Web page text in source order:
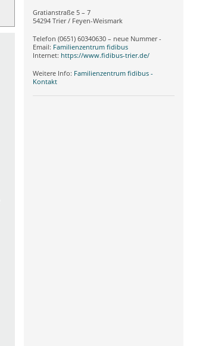
Gratianstraße 5 – 7
54294 Trier / Feyen-Weismark
Telefon (0651) 60340630 – neue Nummer -
Email: Familienzentrum fidibus
Internet: https://www.fidibus-trier.de/
Weitere Info: Familienzentrum fidibus -
Kontakt